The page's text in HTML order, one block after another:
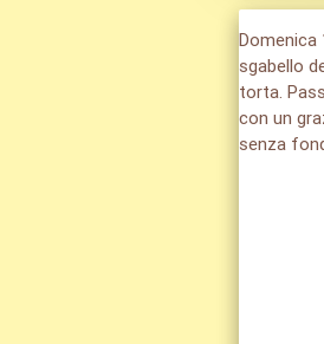
Domenica
sgabello
torta.
con un
senza